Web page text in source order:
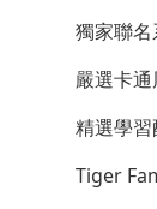
獨家聯
嚴選卡
精選學
Tiger